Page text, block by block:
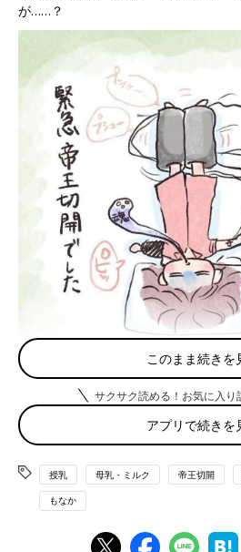
が……？
足にはフットポンプ、指にはパルス
見たことない機械に囲まれて、全身が
感覚でした。
このまま続きを
サクサク読める！お気に入り
アプリで続きを
授乳 母乳・ミルク 帝王切開
もなか